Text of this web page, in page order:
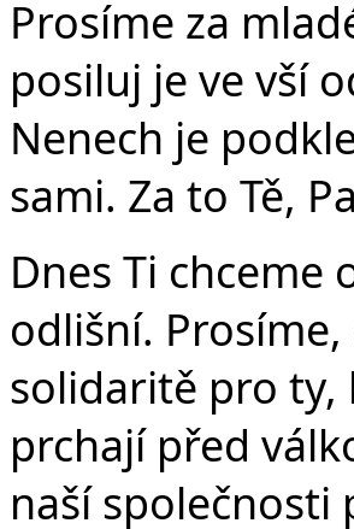
Prosíme za
posiluj je ve vší
Nenech je
sami. Za to Tě,
Dnes Ti chceme
odlišní.
solidaritě pro ty,
prchají před
naší společnosti